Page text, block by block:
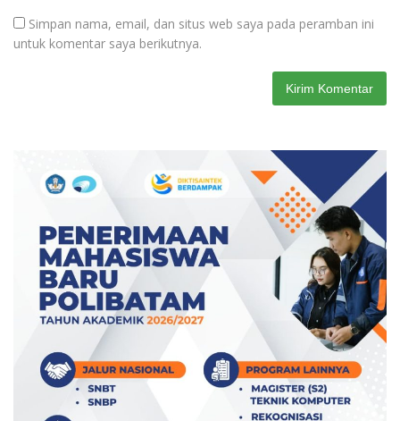
Simpan nama, email, dan situs web saya pada peramban ini
untuk komentar saya berikutnya.